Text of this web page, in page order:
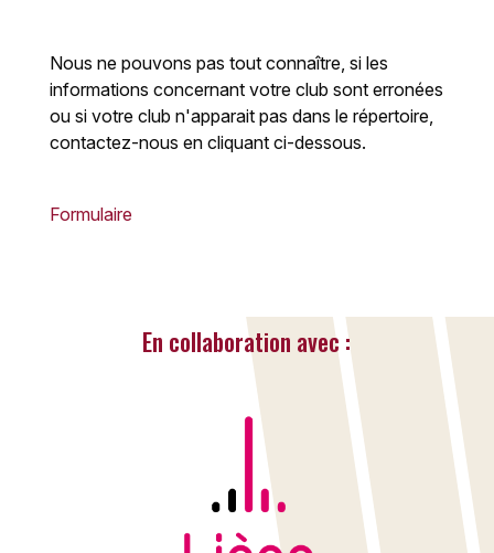
Nous ne pouvons pas tout connaître, si les
informations concernant votre club sont erronées
ou si votre club n'apparait pas dans le répertoire,
contactez-nous en cliquant ci-dessous.
Formulaire
En collaboration avec :